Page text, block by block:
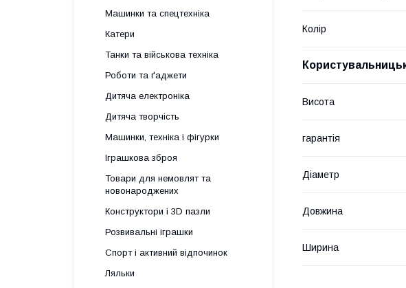
Колір
Висота
гарантія
Діаметр
Довжина
Ширина
Машинки та спецтехніка
Катери
Танки та військова техніка
Роботи та ґаджети
Дитяча електроніка
Дитяча творчість
Машинки, техніка і фігурки
Іграшкова зброя
Товари для немовлят та
новонароджених
Конструктори і 3D пазли
Розвивальні іграшки
Спорт і активний відпочинок
Ляльки